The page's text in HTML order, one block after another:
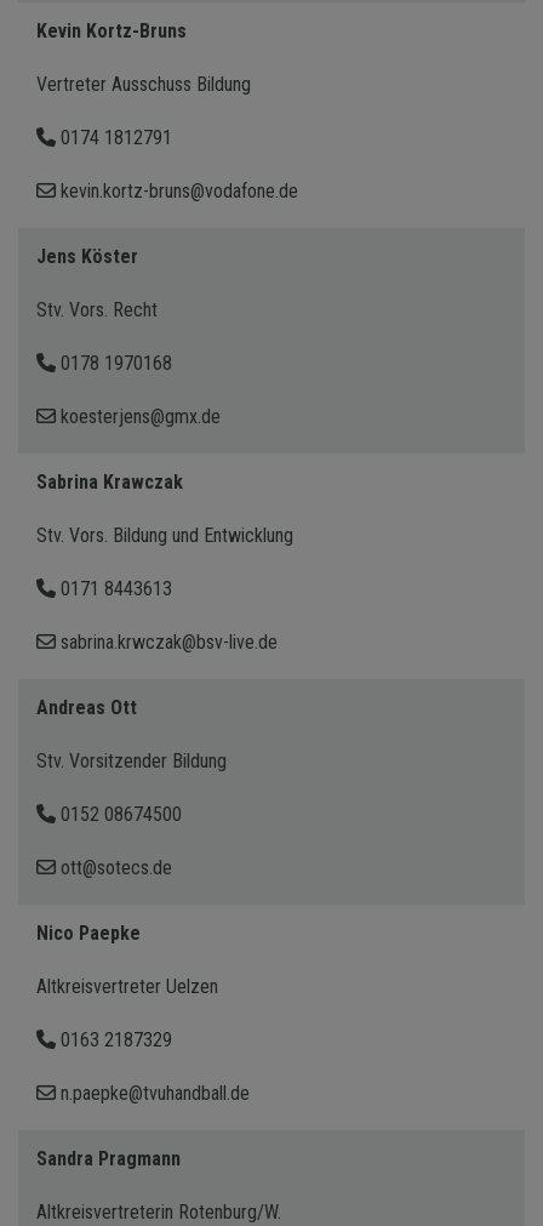
Kevin Kortz-Bruns
Vertreter Ausschuss Bildung
0174 1812791
kevin.kortz-bruns@vodafone.de
Jens Köster
Stv. Vors. Recht
0178 1970168
koesterjens@gmx.de
Sabrina Krawczak
Stv. Vors. Bildung und Entwicklung
0171 8443613
sabrina.krwczak@bsv-live.de
Andreas Ott
Stv. Vorsitzender Bildung
0152 08674500
ott@sotecs.de
Nico Paepke
Altkreisvertreter Uelzen
0163 2187329
n.paepke@tvuhandball.de
Sandra Pragmann
Altkreisvertreterin Rotenburg/W.